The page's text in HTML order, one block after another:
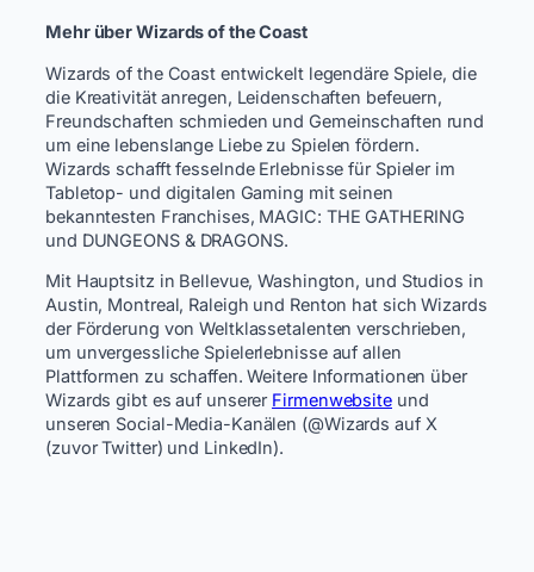
Mehr über Wizards of the Coast
Wizards of the Coast entwickelt legendäre Spiele, die
die Kreativität anregen, Leidenschaften befeuern,
Freundschaften schmieden und Gemeinschaften rund
um eine lebenslange Liebe zu Spielen fördern.
Wizards schafft fesselnde Erlebnisse für Spieler im
Tabletop- und digitalen Gaming mit seinen
bekanntesten Franchises, MAGIC: THE GATHERING
und DUNGEONS & DRAGONS.
Mit Hauptsitz in Bellevue, Washington, und Studios in
Austin, Montreal, Raleigh und Renton hat sich Wizards
der Förderung von Weltklassetalenten verschrieben,
um unvergessliche Spielerlebnisse auf allen
Plattformen zu schaffen. Weitere Informationen über
Wizards gibt es auf unserer Firmenwebsiteund
unseren Social-Media-Kanälen (@Wizards auf X
(zuvor Twitter) und LinkedIn).